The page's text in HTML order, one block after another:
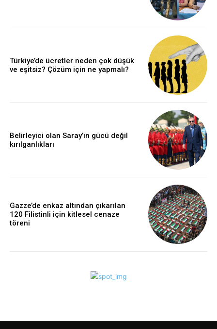
Türkiye’de ücretler neden çok düşük
ve eşitsiz? Çözüm için ne yapmalı?
Belirleyici olan Saray’ın gücü değil
kırılganlıkları
Gazze’de enkaz altından çıkarılan
120 Filistinli için kitlesel cenaze
töreni